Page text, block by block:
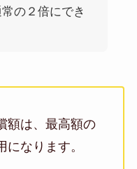
の２倍にでき
額は、最高額の
なります。